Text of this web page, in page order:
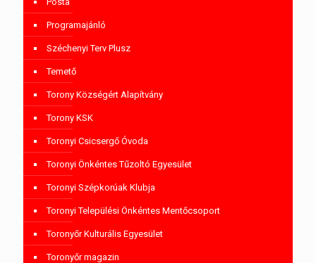
Programajánló
Széchenyi Terv Plusz
Temető
Torony Községért Alapítvány
Torony KSK
Toronyi Csicsergő Óvoda
Toronyi Önkéntes Tűzoltó Egyesület
Toronyi Szépkorúak Klubja
Toronyi Települési Önkéntes Mentőcsoport
Toronyőr Kulturális Egyesület
Toronyőr magazin